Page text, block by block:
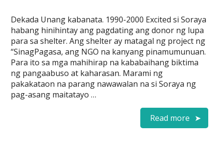
Dekada Unang kabanata. 1990-2000 Excited si Soraya
habang hinihintay ang pagdating ang donor ng lupa
para sa shelter. Ang shelter ay matagal ng project ng
“SinagPagasa, ang NGO na kanyang pinamumunuan.
Para ito sa mga mahihirap na kababaihang biktima
ng pangaabuso at kaharasan. Marami ng
pakakataon na parang nawawalan na si Soraya ng
pag-asang maitatayo …
Read more